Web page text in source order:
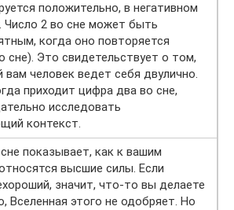
положительно, в негативном
Число 2 во сне может быть
когда оно повторяется
сне). Это свидетельствует о том,
вам человек ведет себя двулично.
приходит цифра два во сне,
исследовать
контекст.
показывает, как к вашим
высшие силы. Если
значит, что-то вы делаете
Вселенная этого не одобряет. Но